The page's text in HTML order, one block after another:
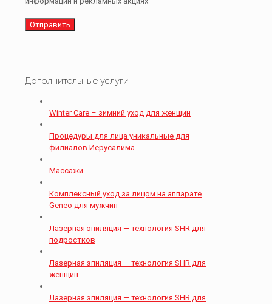
Дополнительные услуги
Winter Care – зимний уход для женщин
Процедуры для лица уникальные для
филиалов Иерусалима
Массажи
Комплексный уход за лицом на аппарате
Geneo для мужчин
Лазерная эпиляция — технология SHR для
подростков
Лазерная эпиляция — технология SHR для
женщин
Лазерная эпиляция — технология SHR для